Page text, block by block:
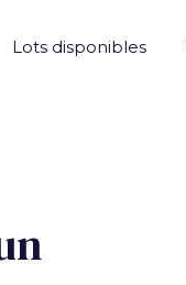
Lots disponibles